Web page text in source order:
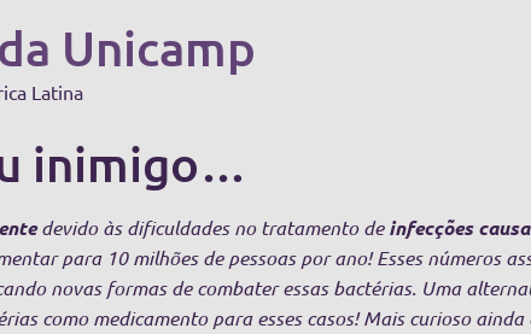
Unicamp
Latina
inimigo…
devido às dificuldades no tratamento deinfecções
para 10 milhões de pessoas por ano! Esses números
novas formas de combater essas bactérias. Uma
como medicamento para esses casos! Mais curioso